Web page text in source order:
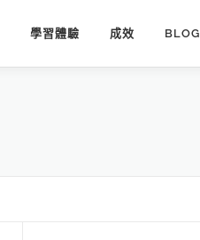
學習體驗 成效 BLOG